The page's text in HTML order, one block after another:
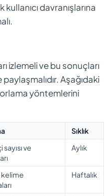
kullanıcı davranışlarına
izlemeli ve bu sonuçları
Aşağıdaki
yöntemlerini
Sıklık
ve
Aylık
kelime
Haftalık